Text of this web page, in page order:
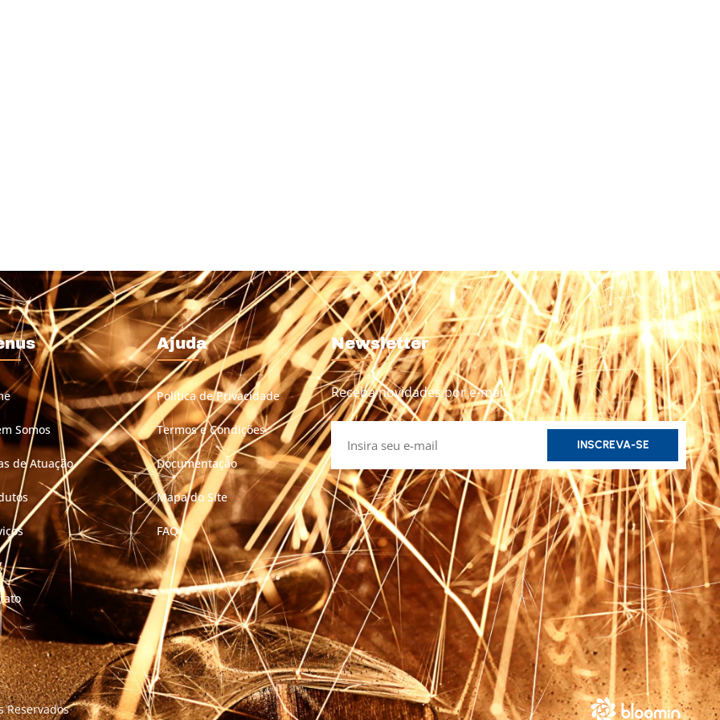
Somos
de Atuação
Ajuda
Política de Privacidade
Termos e Condições
Documentação
Mapa do Site
FAQ
Newsletter
Receba novidades por e-mail.
INSCREVA-SE
Reservados